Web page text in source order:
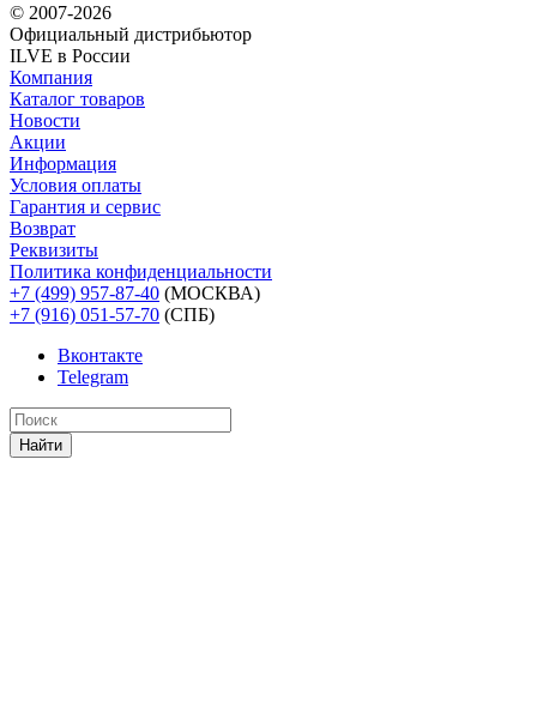
© 2007-2026
Официальный дистрибьютoр
ILVE в России
Компания
Каталог товаров
Новости
Акции
Информация
Условия оплаты
Гарантия и сервис
Возврат
Реквизиты
Политика конфиденциальности
+7 (499) 957-87-40 (МОСКВА)
+7 (916) 051-57-70 (СПБ)
Вконтакте
Telegram
Найти